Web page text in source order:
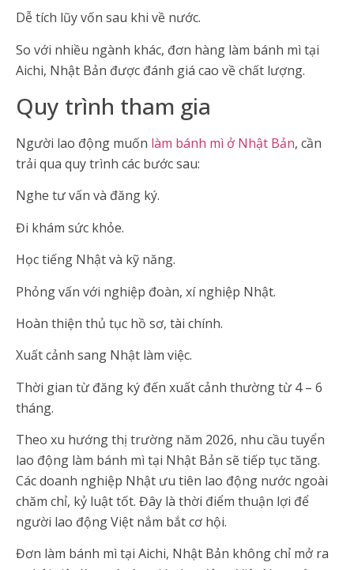
Dễ tích lũy vốn sau khi về nước.
So với nhiều ngành khác, đơn hàng làm bánh mì tại
Aichi, Nhật Bản được đánh giá cao về chất lượng.
Quy trình tham gia
Người lao động muốn làm bánh mì ở Nhật Bản, cần
trải qua quy trình các bước sau:
Nghe tư vấn và đăng ký.
Đi khám sức khỏe.
Học tiếng Nhật và kỹ năng.
Phỏng vấn với nghiệp đoàn, xí nghiệp Nhật.
Hoàn thiện thủ tục hồ sơ, tài chính.
Xuất cảnh sang Nhật làm việc.
Thời gian từ đăng ký đến xuất cảnh thường từ 4 – 6
tháng.
Theo xu hướng thị trường năm 2026, nhu cầu tuyển
lao động làm bánh mì tại Nhật Bản sẽ tiếp tục tăng.
Các doanh nghiệp Nhật ưu tiên lao động nước ngoài
chăm chỉ, kỷ luật tốt. Đây là thời điểm thuận lợi để
người lao động Việt nắm bắt cơ hội.
Đơn làm bánh mì tại Aichi, Nhật Bản không chỉ mở ra